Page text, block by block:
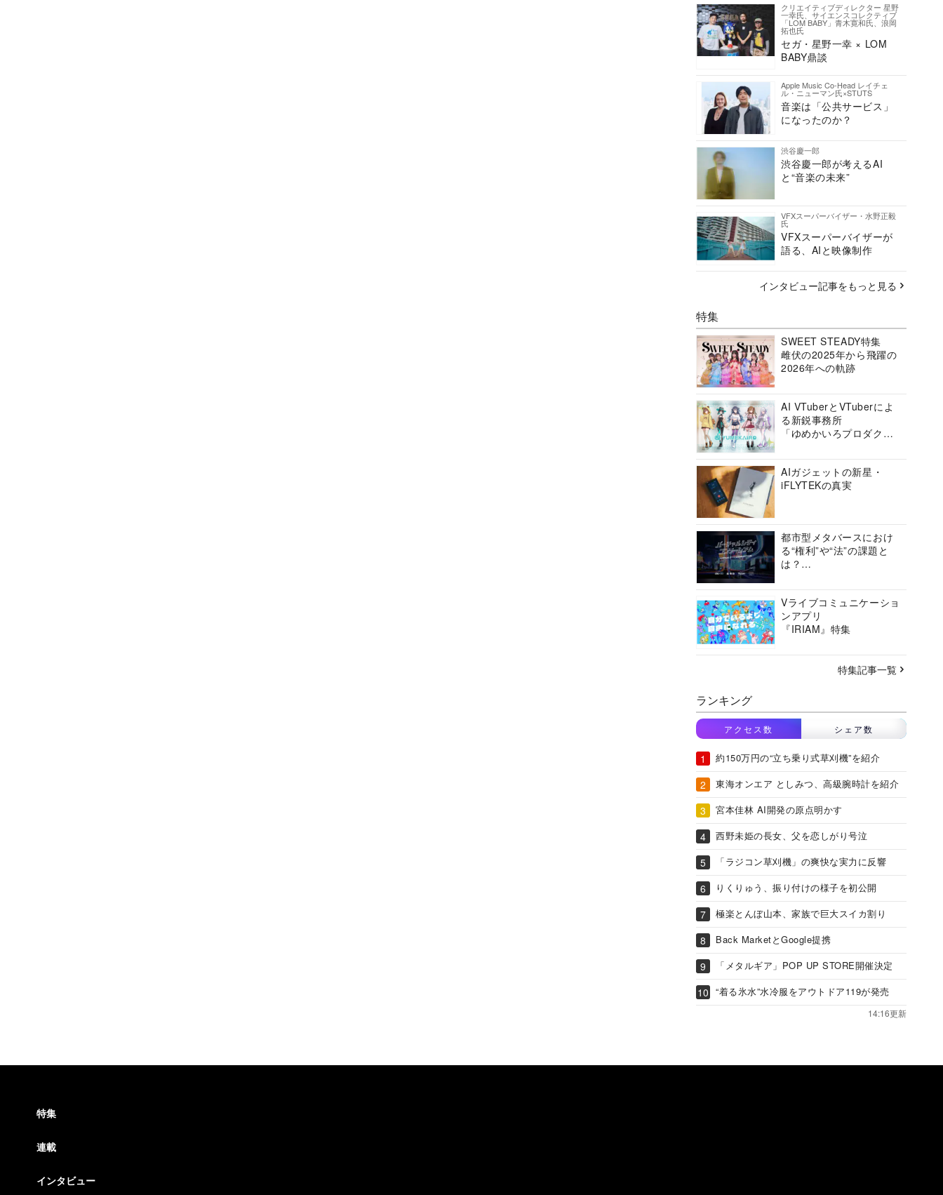
クリエイティブディレクター 星野
一幸氏、サイエンスコレクティブ
「LOM BABY」青木寛和氏、浪岡
拓也氏
セガ・星野一幸 × LOM
BABY鼎談
Apple Music Co-Head レイチェ
ル・ニューマン氏×STUTS
音楽は「公共サービス」
になったのか？
渋谷慶一郎
渋谷慶一郎が考えるAI
と“音楽の未来”
VFXスーパーバイザー・水野正毅
氏
VFXスーパーバイザーが
語る、AIと映像制作
インタビュー記事をもっと見る
特集
SWEET STEADY特集
雌伏の2025年から飛躍の
2026年への軌跡
AI VTuberとVTuberによ
る新鋭事務所
「ゆめかいろプロダクシ
AIガジェットの新星・
iFLYTEKの真実
都市型メタバースにおけ
る“権利”や“法”の課題と
は？
ーシアムの挑戦に迫る
Vライブコミュニケーショ
ンアプリ
『IRIAM』特集
特集記事一覧
ランキング
アクセス数 シェア数
約150万円の“立ち乗り式草刈機”を紹介
東海オンエア としみつ、高級腕時計を紹介
宮本佳林 AI開発の原点明かす
西野未姫の長女、父を恋しがり号泣
「ラジコン草刈機」の爽快な実力に反響
りくりゅう、振り付けの様子を初公開
極楽とんぼ山本、家族で巨大スイカ割り
Back MarketとGoogle提携
「メタルギア」POP UP STORE開催決定
“着る氷水”水冷服をアウトドア119が発売
14:16更新
特集
連載
インタビュー